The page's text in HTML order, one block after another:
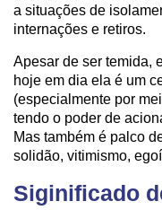
a situações de
internações e retiros.
Apesar de ser temida,
hoje em dia ela é um
(especialmente por
tendo o poder de
Mas também é palco
solidão, vitimismo,
Siginificado